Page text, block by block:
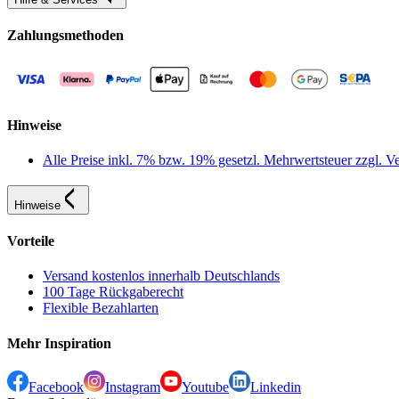
Zahlungsmethoden
Hinweise
Alle Preise inkl. 7% bzw. 19% gesetzl. Mehrwertsteuer zzgl.
Hinweise
Vorteile
Versand kostenlos innerhalb Deutschlands
100 Tage Rückgaberecht
Flexible Bezahlarten
Mehr Inspiration
Facebook Instagram Youtube
Linkedin